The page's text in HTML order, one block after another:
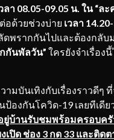
ลา 08.05-09.05 น. ใน “ล
อด้วยช่วงบ่าย เวลา
พรากกันไปและต้องกลับ
กันพัลวัน” ใครยังจำเรื่อง
เทิงกับเรื่องราวดีๆ ที่จ
องกันโควิด-19 เลยทีเดี
ยู่บ้านรับชมพร้อมครอบค
เปิด ช่อง 3 กด 33 และติ